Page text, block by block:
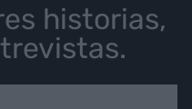
historias,